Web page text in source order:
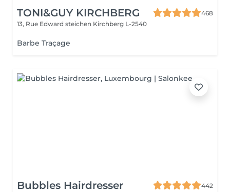
TONI&GUY KIRCHBERG
468
13, Rue Edward steichen Kirchberg L-2540
Barbe Traçage
Bubbles Hairdresser
442